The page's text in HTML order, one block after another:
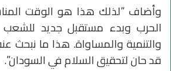
وأضاف “لذلك هذا هو الوقت
الحرب وبدء مستقبل جديد للشعب
والتنمية والمساواة. هذا ما نبحث
قد حان لتحقيق السلام في السودان”.